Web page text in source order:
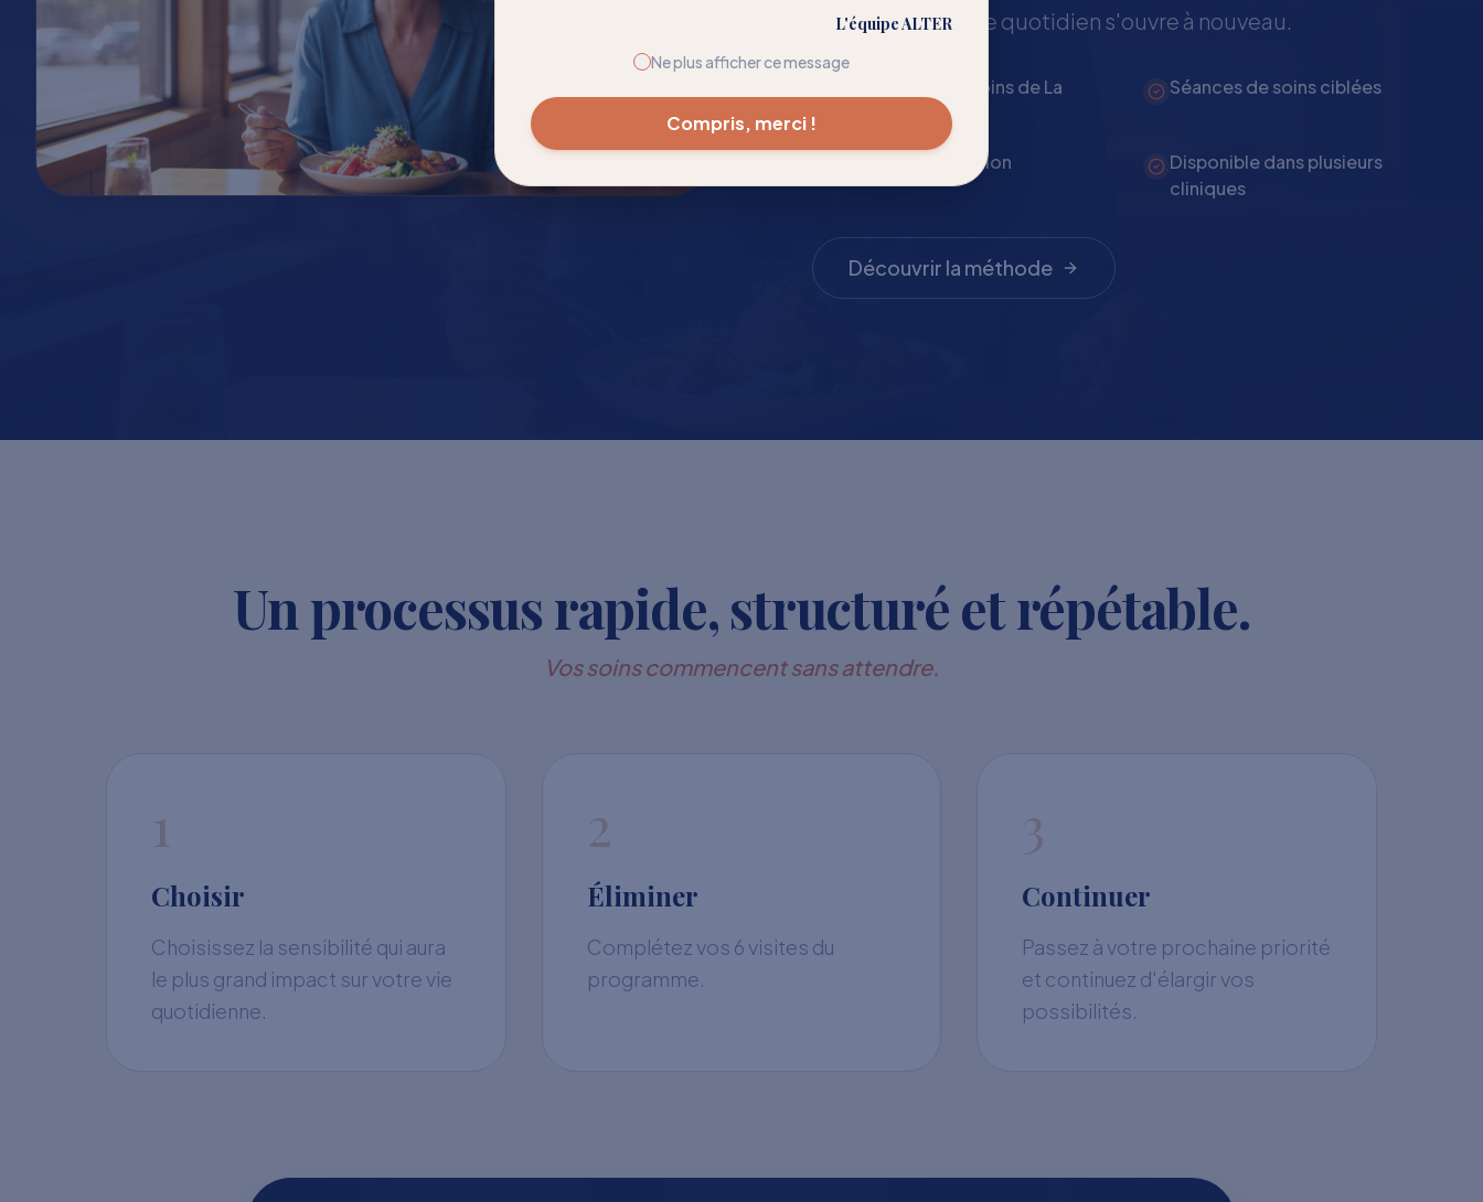
L'équipe ALTER
Ne plus afficher ce message
Compris, merci !
temps pour que le quotidien s'ouvre à nouveau.
Spécialistes en soins de La
Méthode Alter™
Séances de soins ciblées
Suivi de progression
Disponible dans plusieurs
cliniques
Découvrir la méthode
Un processus rapide, structuré et répétable.
Vos soins commencent sans attendre.
1
Choisir
Choisissez la sensibilité qui aura
le plus grand impact sur votre vie
quotidienne.
2
Éliminer
Complétez vos 6 visites du
programme.
3
Continuer
Passez à votre prochaine priorité
et continuez d'élargir vos
possibilités.